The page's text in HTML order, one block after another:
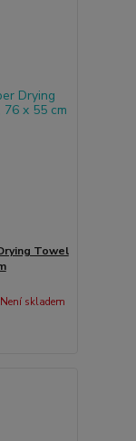
Towel
Není skladem